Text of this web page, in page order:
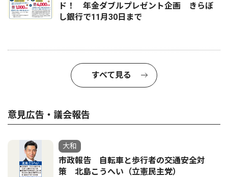
ド！ 年金ダブルプレゼント企画 きらぼ
し銀行で11月30日まで
すべて見る
意見広告・議会報告
大和
市政報告 自転車と歩行者の交通安全対
策 北島こうへい（立憲民主党）